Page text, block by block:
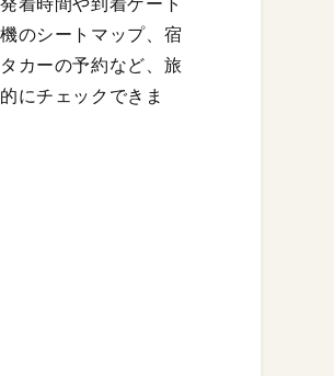
着時間や到着ゲート
のシートマップ、宿
カーの予約など、旅
にチェックできま